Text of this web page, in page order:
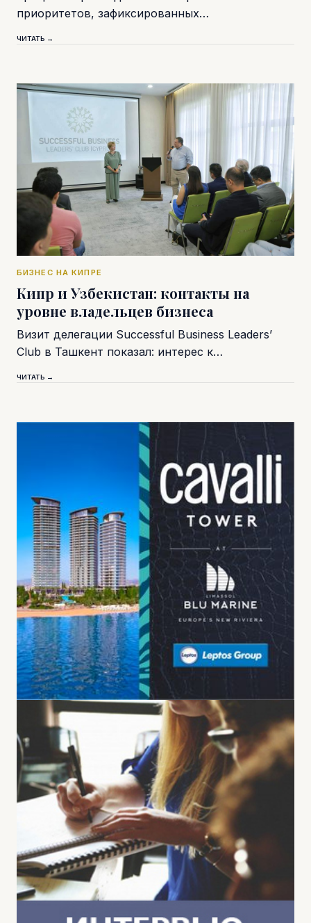
приоритетов, зафиксированных…
ЧИТАТЬ →
БИЗНЕС НА КИПРЕ
Кипр и Узбекистан: контакты на
уровне владельцев бизнеса
Визит делегации Successful Business Leaders’
Club в Ташкент показал: интерес к…
ЧИТАТЬ →